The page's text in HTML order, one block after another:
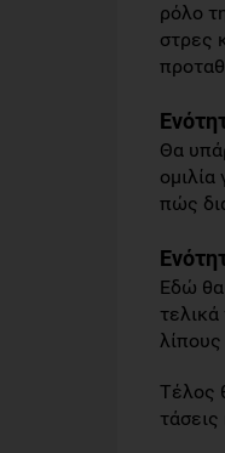
ρόλο
στρες
Θα
πώς
Εδώ θα
Τέλος